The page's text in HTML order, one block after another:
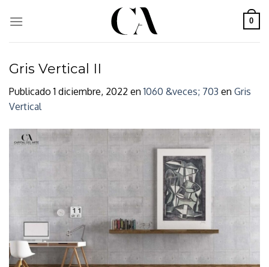
0
Gris Vertical II
Publicado1 diciembre, 2022 en1060 &veces; 703 en Gris
Vertical